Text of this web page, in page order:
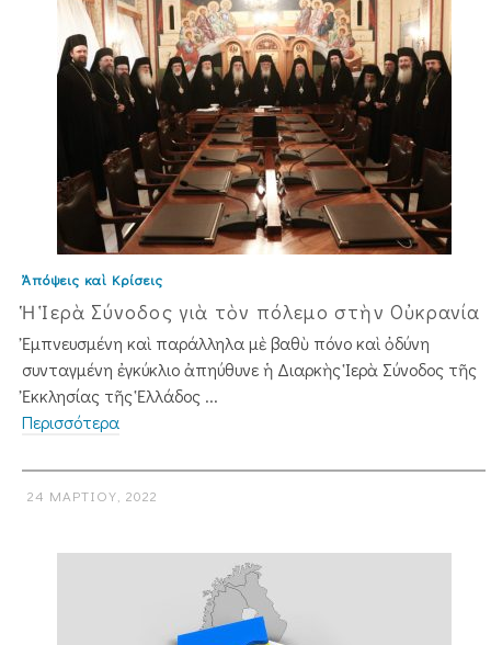
Ἀπόψεις καὶ Κρίσεις
Ἡ Ἱερὰ Σύνοδος γιὰ τὸν πόλεμο στὴν Οὐκρανία
Ἐμπνευσμένη καὶ παράλληλα μὲ βαθὺ πόνο καὶ ὀδύνη
συνταγμένη ἐγκύκλιο ἀπηύθυνε ἡ Διαρκὴς Ἱερὰ Σύνοδος τῆς
Ἐκκλησίας τῆς Ἑλλάδος ...
Περισσότερα
24 ΜΑΡΤΊΟΥ, 2022